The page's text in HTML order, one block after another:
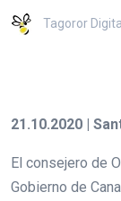
Tagoror
21.10.2020 |
El consejero de
Gobierno de